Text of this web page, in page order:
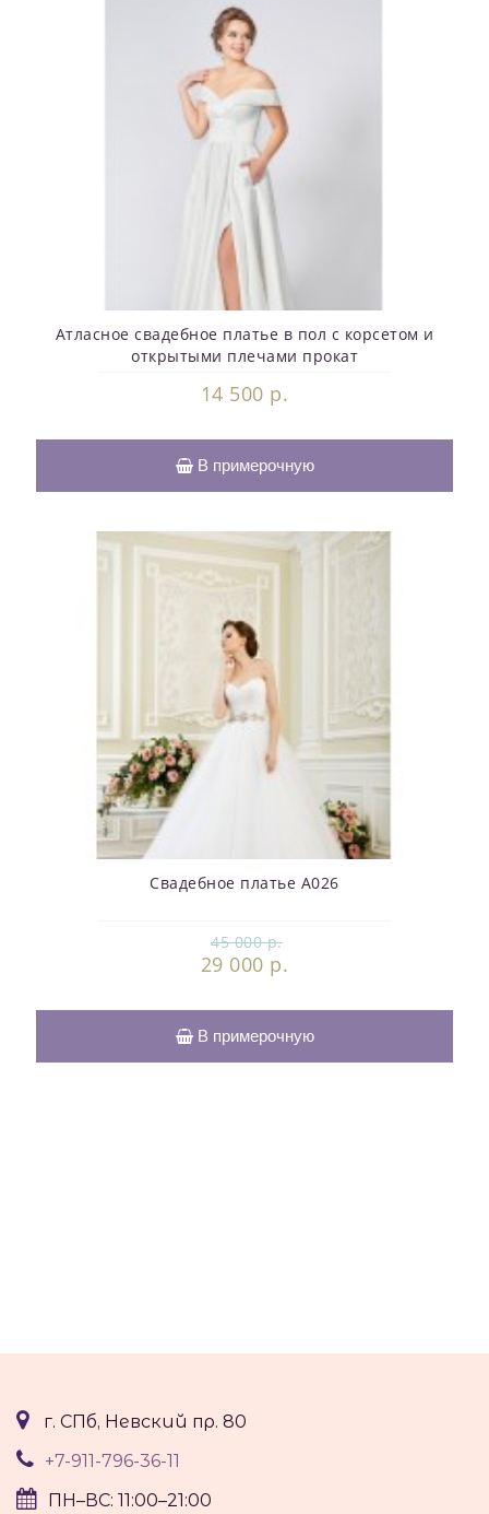
Атласное свадебное платье в пол с корсетом и
открытыми плечами прокат
14 500 р.
В примерочную
Свадебное платье А026
45 000 р.
29 000 р.
В примерочную
г. СПб, Невский пр. 80
+7-911-796-36-11
ПН–ВС: 11:00–21:00